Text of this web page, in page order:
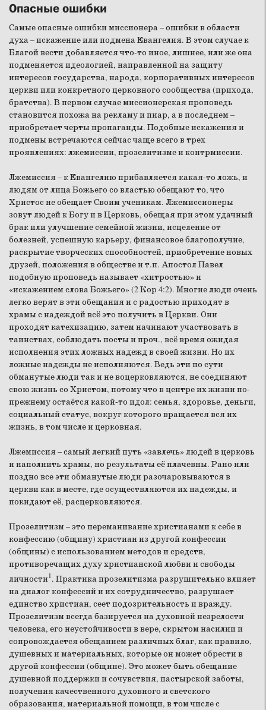
Опасные ошибки
Самые опасные ошибки миссионера – ошибки в области
духа – искажение или подмена Евангелия. В этом случае к
Благой вести добавляется что-то иное, лишнее, или же она
подменяется идеологией, направленной на защиту
интересов государства, народа, корпоративных интересов
церкви или конкретного церковного сообщества (прихода,
братства). В первом случае миссионерская проповедь
становится похожа на рекламу и пиар, а в последнем –
приобретает черты пропаганды. Подобные искажения и
подмены встречаются сейчас чаще всего в трех
проявлениях: лжемиссии, прозелитизме и контрмиссии.
Лжемиссия – к Евангелию прибавляется какая-то ложь, и
людям от лица Божьего со властью обещают то, что
Христос не обещает Своим ученикам. Лжемиссионеры
зовут людей к Богу и в Церковь, обещая при этом удачный
брак или улучшение семейной жизни, исцеление от
болезней, успешную карьеру, финансовое благополучие,
раскрытие творческих способностей, приобретение новых
друзей, положения в обществе и т.п. Апостол Павел
подобную проповедь называет «хитростью» и
«искажением слова Божьего» (2 Кор 4:2). Многие люди очень
легко верят в эти обещания и с радостью приходят в
храмы с надеждой всё это получить в Церкви. Они
проходят катехизацию, затем начинают участвовать в
таинствах, соблюдать посты и проч., всё время ожидая
исполнения этих ложных надежд в своей жизни. Но их
ложные надежды не исполняются. Ведь эти по сути
обманутые люди так и не воцерковляются, не соединяют
свою жизнь со Христом, потому что в центре их жизни по-
прежнему остаётся какой-то идол: семья, здоровье, деньги,
социальный статус, вокруг которого вращается вся их
жизнь, в том числе и церковная.
Лжемиссия – самый легкий путь «завлечь» людей в церковь
и наполнить храмы, но результаты её плачевны. Рано или
поздно все эти обманутые люди разочаровываются в
церкви как в месте, где осуществляются их надежды, и
покидают её, расцерковляются.
Прозелитизм – это переманивание христианами к себе в
конфессию (общину) христиан из другой конфессии
(общины) с использованием методов и средств,
противоречащих духу христианской любви и свободы
личности1. Практика прозелитизма разрушительно влияет
на диалог конфессий и их сотрудничество, разрушает
единство христиан, сеет подозрительность и вражду.
Прозелитизм всегда базируется на духовной незрелости
человека, его неустойчивости в вере, скрытом насилии и
сопровождается обещанием различных благ, как правило,
душевных и материальных, которые он может обрести в
другой конфессии (общине). Это может быть обещание
душевной поддержки и сочувствия, пастырской заботы,
получения качественного духовного и светского
образования, материальной помощи, в том числе с